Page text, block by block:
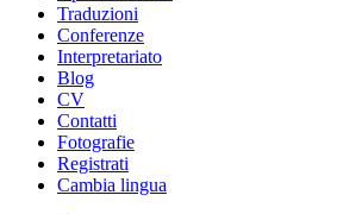
Traduzioni
Conferenze
Interpretariato
Blog
CV
Contatti
Fotografie
Registrati
Cambia lingua